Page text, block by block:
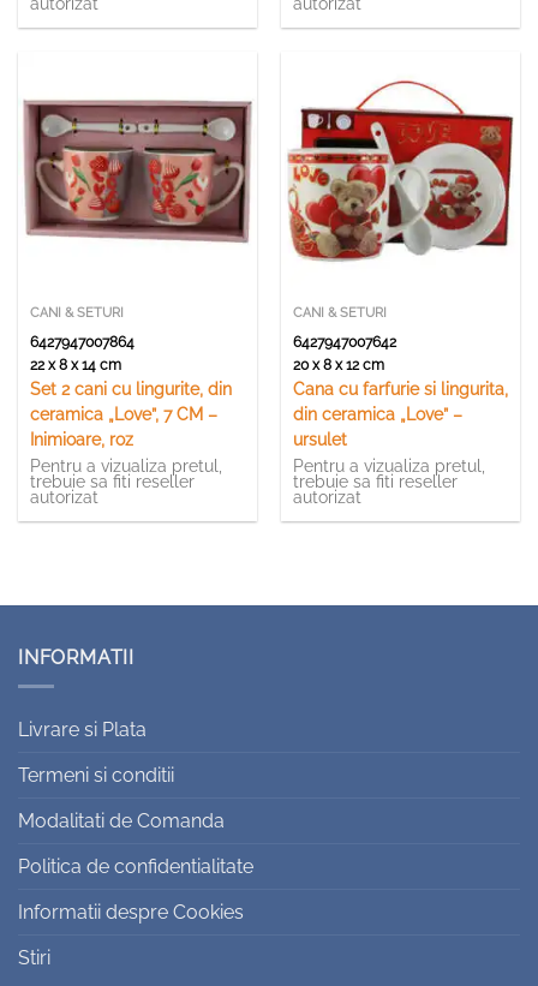
CANI & SETURI
6427947007864
22 x 8 x 14 cm
Set 2 cani cu lingurite, din
ceramica „Love”, 7 CM –
Inimioare, roz
Pentru a vizualiza pretul,
trebuie sa fiti reseller
autorizat
CANI & SETURI
6427947007642
20 x 8 x 12 cm
Cana cu farfurie si lingurita,
din ceramica „Love” –
ursulet
Pentru a vizualiza pretul,
trebuie sa fiti reseller
autorizat
INFORMATII
Livrare si Plata
Termeni si conditii
Modalitati de Comanda
Politica de confidentialitate
Informatii despre Cookies
Stiri